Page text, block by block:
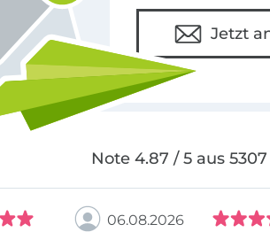
Jetzt
Note 4.87 / 5 aus
06.08.2026